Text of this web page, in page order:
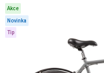
produktu
je
0,0
z
Akce
Novinka
Tip